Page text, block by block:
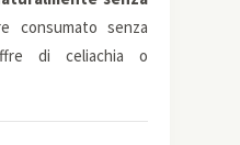
consumato senza
di celiachia o